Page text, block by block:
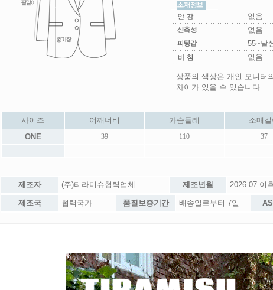
없음
없음
55~날
없음
상품의 색상은 개인 모니터
차이가 있을 수 있습니다
사이즈
어깨너비 가슴둘레 소매길
ONE
39 110 37
제조자 (주)티라미슈협력업체 제조년월 2026.07 이
제조국 협력국가 품질보증기간 배송일로부터 7일